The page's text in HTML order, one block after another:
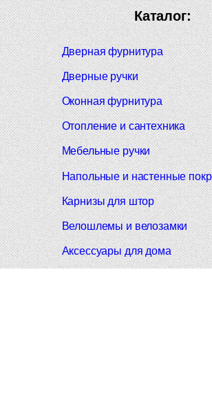
Каталог:
Дверная фурнитура
Дверные ручки
Оконная фурнитура
Отопление и сантехника
Мебельные ручки
Напольные и настенные
Карнизы для штор
Велошлемы и велозамки
Аксессуары для дома